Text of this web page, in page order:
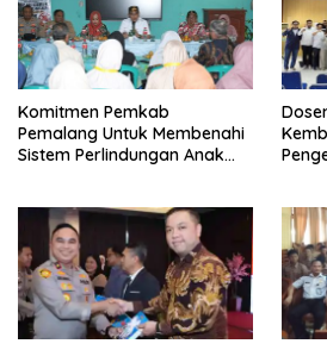
Komitmen Pemkab
Pemalang Untuk Membenahi
Sistem Perlindungan Anak